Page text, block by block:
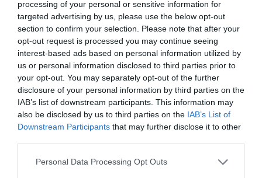
processing of your personal or sensitive information for
targeted advertising by us, please use the below opt-out
section to confirm your selection. Please note that after your
opt-out request is processed you may continue seeing
interest-based ads based on personal information utilized by
us or personal information disclosed to third parties prior to
your opt-out. You may separately opt-out of the further
disclosure of your personal information by third parties on the
IAB’s list of downstream participants. This information may
also be disclosed by us to third parties on the IAB’s List of
Downstream Participants that may further disclose it to other
Please note that this website/app uses one or more Google
Personal Data Processing Opt Outs